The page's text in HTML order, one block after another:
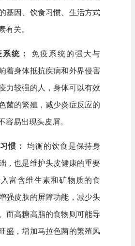
基因、饮食习惯、生活方式
有关。
统： 免疫系统的强大与
着身体抵抗疾病和外界侵害
力较强的人，身体可以有效
菌的繁殖，减少炎症反应的
容易出现头皮屑。
惯： 均衡的饮食是保持身
，也是维护头皮健康的重要
富含维生素和矿物质的食
强皮肤的屏障功能，减少头
而高糖高脂的食物则可能导
盛，增加马拉色菌的繁殖风